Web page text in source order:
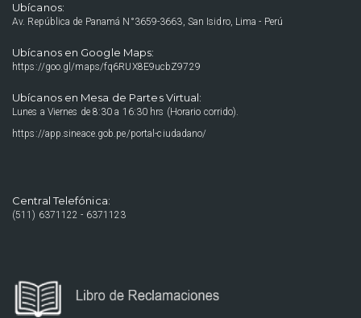
Ubícanos:
Av. República de Panamá N°3659-3663, San Isidro, Lima - Perú
Ubícanos en Google Maps:
https://goo.gl/maps/fq6RUX8E9ucbZ9729
Ubícanos en Mesa de Partes Virtual:
Lunes a Viernes de 8:30 a 16:30 hrs (Horario corrido).
https://app.sineace.gob.pe/portal-ciudadano/
Central Telefónica:
(511) 6371122 - 6371123